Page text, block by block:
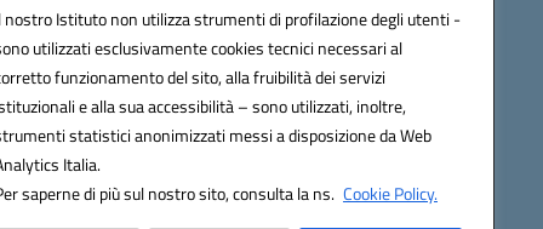
nostro Istituto non utilizza strumenti di profilazione degli utenti -
utilizzati esclusivamente cookies tecnici necessari al
funzionamento del sito, alla fruibilità dei servizi
e alla sua accessibilità – sono utilizzati, inoltre,
statistici anonimizzati messi a disposizione da Web
Italia.
saperne di più sul nostro sito, consulta la ns. Cookie Policy.